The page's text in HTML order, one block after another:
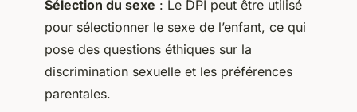
Sélection du sexe : Le DPI peut être utilisé
pour sélectionner le sexe de l’enfant, ce qui
pose des questions éthiques sur la
discrimination sexuelle et les préférences
parentales.